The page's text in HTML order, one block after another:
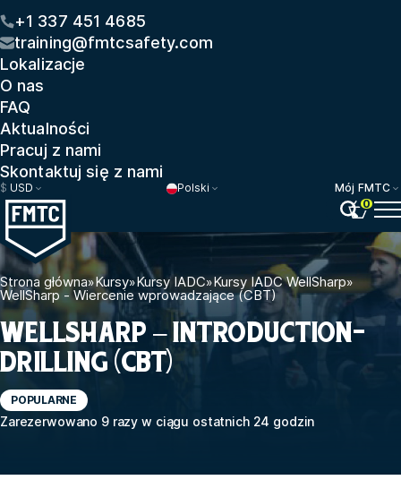
+1 337 451 4685
training@fmtcsafety.com
Lokalizacje
O nas
FAQ
Aktualności
Pracuj z nami
Skontaktuj się z nami
$ USD Polski
Mój FMTC
0
Strona główna»Kursy»Kursy IADC»Kursy IADC WellSharp»
WellSharp - Wiercenie wprowadzające (CBT)
WELLSHARP – INTRODUCTION-
DRILLING (CBT)
POPULARNE
Zarezerwowano 9 razy w ciągu ostatnich 24 godzin